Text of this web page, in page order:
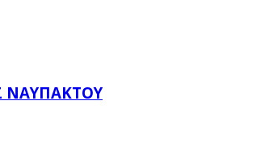
ΝΑΥΠΆΚΤΟΥ